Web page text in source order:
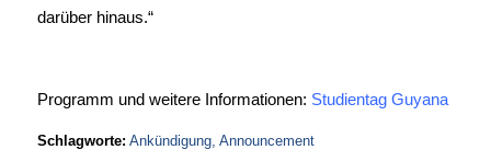
darüber hinaus.“
Programm und weitere Informationen: Studientag Guyana
Schlagworte: Ankündigung, Announcement